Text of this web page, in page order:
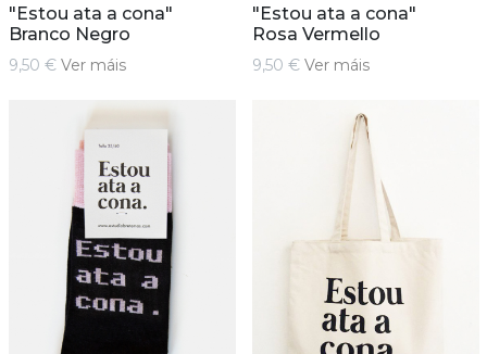
"Estou ata a cona"
Branco Negro
9,50 € Ver máis
"Estou ata a cona"
Rosa Vermello
9,50 € Ver máis